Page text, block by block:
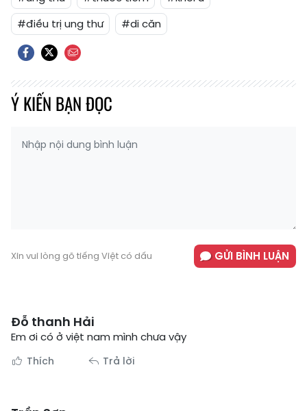
#điều trị ung thư
#di căn
Ý KIẾN BẠN ĐỌC
Xin vui lòng gõ tiếng Việt có dấu GỬI BÌNH LUẬN
Đỗ thanh Hải
Em ơi có ở việt nam mình chưa vậy
Thích Trả lời